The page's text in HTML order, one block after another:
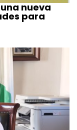
nueva
para